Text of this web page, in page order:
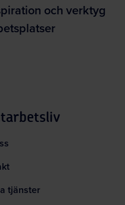
och verktyg
tjänster